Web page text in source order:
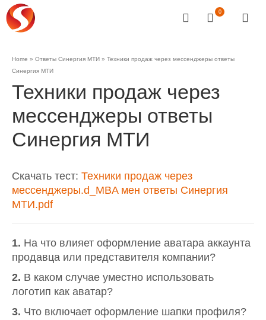
0
Home » Ответы Синергия МТИ » Техники продаж через мессенджеры ответы
Синергия МТИ
Техники продаж через
мессенджеры ответы
Синергия МТИ
Скачать тест: Техники продаж через
мессенджеры.d_MBA мен ответы Синергия
МТИ.pdf
1. На что влияет оформление аватара аккаунта
продавца или представителя компании?
2. В каком случае уместно использовать
логотип как аватар?
3. Что включает оформление шапки профиля?